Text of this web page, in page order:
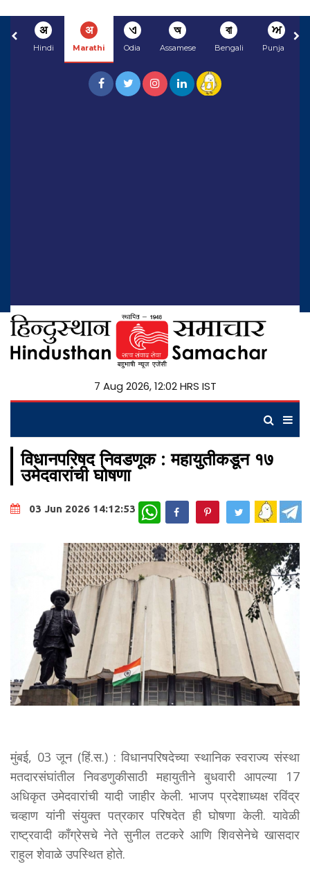
अ
Hindi
अ
Marathi
ଏ
Odia
অ
Assamese
বা
Bengali
ਅ
Punjabi
7 Aug 2026, 12:02 HRS IST
विधानपरिषद निवडणूक : महायुतीकडून १७
उमेदवारांची घोषणा
03 Jun 2026 14:12:53 WhatsApp
मुंबई, 03 जून (हिं.स.) : विधानपरिषदेच्या स्थानिक स्वराज्य संस्था
मतदारसंघांतील निवडणुकीसाठी महायुतीने बुधवारी आपल्या 17
अधिकृत उमेदवारांची यादी जाहीर केली. भाजप प्रदेशाध्यक्ष रविंद्र
चव्हाण यांनी संयुक्त पत्रकार परिषदेत ही घोषणा केली. यावेळी
राष्ट्रवादी काँग्रेसचे नेते सुनील तटकरे आणि शिवसेनेचे खासदार
राहुल शेवाळे उपस्थित होते.